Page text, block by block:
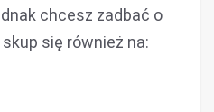
chcesz zadbać o
się również na: